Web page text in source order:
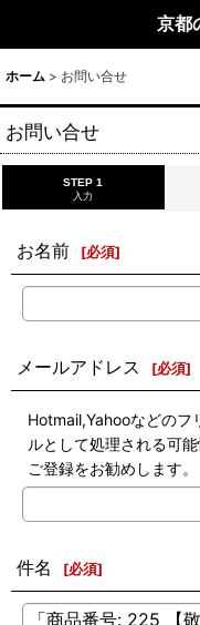
京都
ホーム > お問い合せ
お問い合せ
STEP 1
入力
お名前 [必須]
メールアドレス [必須]
Hotmail,Yahooなどのフ
ルとして処理される可
ご登録をお勧めします。
件名 [必須]